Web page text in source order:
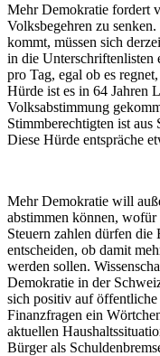
Mehr Demokratie fordert
Volksbegehren zu
kommt, müssen sich
in die Unterschriftenlisten
pro Tag, egal ob es
Hürde ist es in 64 Jahren
Volksabstimmung
Stimmberechtigten ist
Diese Hürde entspräche
Mehr Demokratie will
abstimmen können,
Steuern zahlen dürfen
entscheiden, ob damit
werden sollen.
Demokratie in der
sich positiv auf
Finanzfragen ein
aktuellen
Bürger als